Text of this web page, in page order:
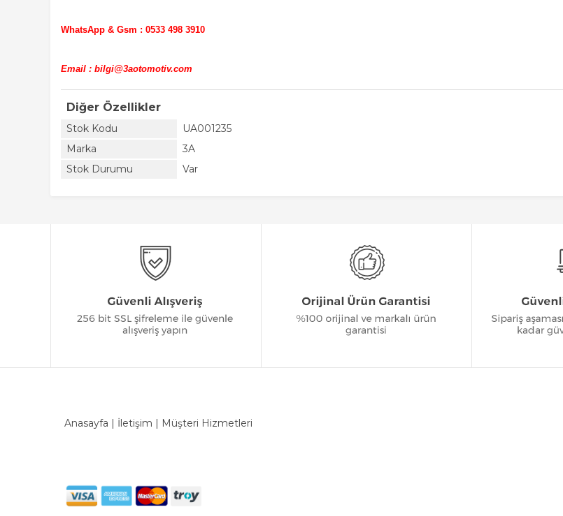
WhatsApp & Gsm : 0533 498 3910
Email : bilgi@3aotomotiv.com
Diğer Özellikler
Stok Kodu
UA001235
Marka
3A
Stok Durumu
Var
Anasayfa | İletişim | Müşteri Hizmetleri